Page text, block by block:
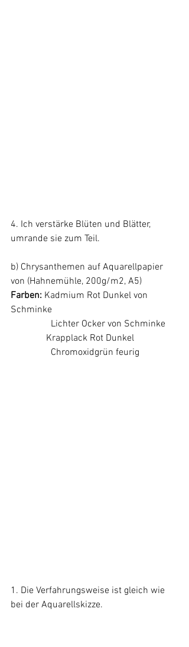
4. Ich verstärke Blüten und Blätter,
umrande sie zum Teil.
b) Chrysanthemen auf Aquarellpapier
von (Hahnemühle, 200g/m2, A5)
Farben: Kadmium Rot Dunkel von
Schminke
	       Lichter Ocker von Schminke
               Krapplack Rot Dunkel
	       Chromoxidgrün feurig
1. Die Verfahrungsweise ist gleich wie
bei der Aquarellskizze.